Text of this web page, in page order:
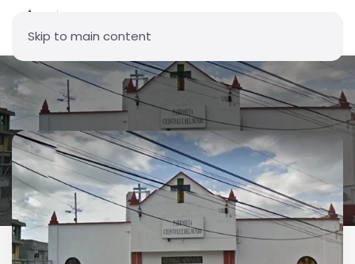
Skip to main content
Parroquia Cristo Luz del Mundo